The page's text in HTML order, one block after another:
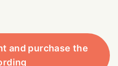
and purchase the